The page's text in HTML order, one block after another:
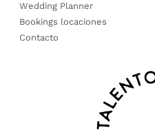
Wedding Planner
Bookings locaciones
Contacto